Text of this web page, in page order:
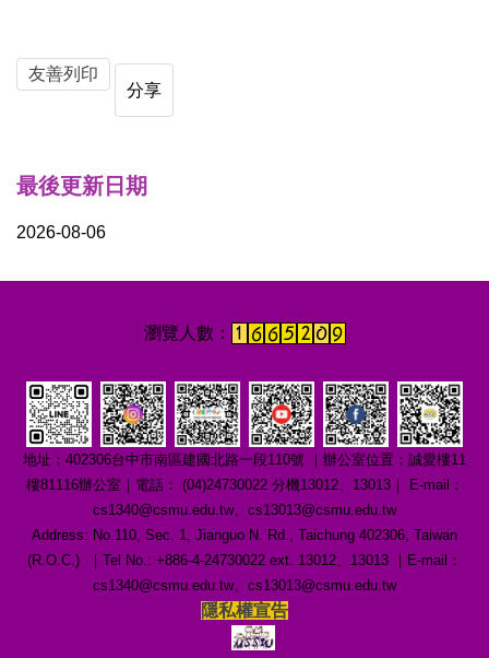
友善列印
分享
最後更新日期
2026-08-06
地址：402306台中市南區建國北路一段110號 ｜辦公室位置：誠愛樓11
樓81116辦公室｜電話： (04)24730022 分機13012、13013｜ E-mail：
cs1340@csmu.edu.tw、cs13013@csmu.edu.tw
Address: No.110, Sec. 1, Jianguo N. Rd., Taichung 402306, Taiwan
(R.O.C.) ｜Tel No.: +886-4-24730022 ext. 13012、13013 ｜E-mail：
cs1340@csmu.edu.tw、cs13013@csmu.edu.tw
隱私權宣告